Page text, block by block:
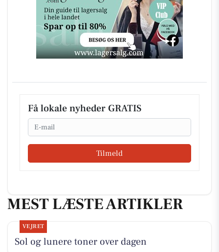
Få lokale nyheder GRATIS
Email
Tilmeld
MEST LÆSTE ARTIKLER
VEJRET
Sol og lunere toner over dagen